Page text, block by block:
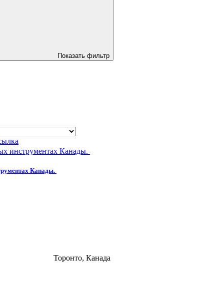
Показать фильтр
Канады.
Торонто, Канада